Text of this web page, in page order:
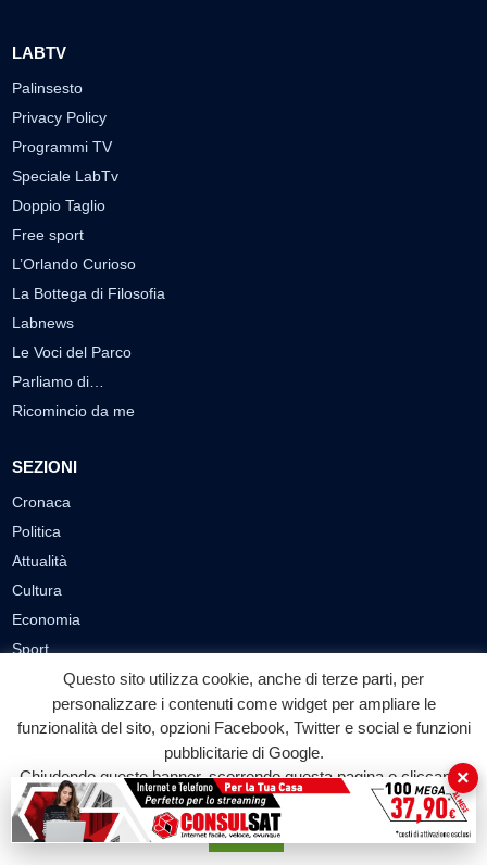
LABTV
Palinsesto
Privacy Policy
Programmi TV
Speciale LabTv
Doppio Taglio
Free sport
L’Orlando Curioso
La Bottega di Filosofia
Labnews
Le Voci del Parco
Parliamo di…
Ricomincio da me
SEZIONI
Cronaca
Politica
Attualità
Cultura
Economia
Sport
VIDEO
Video Cronaca
Video Politica
Video Attualità
Questo sito utilizza cookie, anche di terze parti, per
personalizzare i contenuti come widget per ampliare le
funzionalità del sito, opzioni Facebook, Twitter e social e funzioni
pubblicitarie di Google.
Chiudendo questo banner, scorrendo questa pagina o cliccando
su qualunque suo elemento acconsenti all'uso dei cookie.
Accetta
×